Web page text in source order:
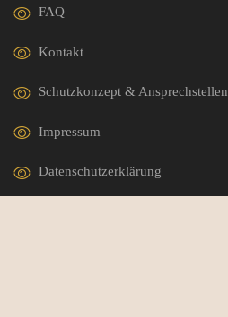
FAQ
Kontakt
Schutzkonzept & Ansprechstellen
Impressum
Datenschutzerklärung